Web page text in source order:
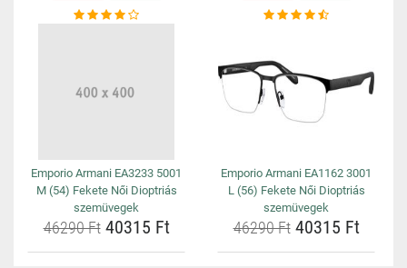
Emporio Armani EA3233 5001
M (54) Fekete Női Dioptriás
szemüvegek
46290 Ft40315 Ft
Emporio Armani EA1162 3001
L (56) Fekete Női Dioptriás
szemüvegek
46290 Ft40315 Ft